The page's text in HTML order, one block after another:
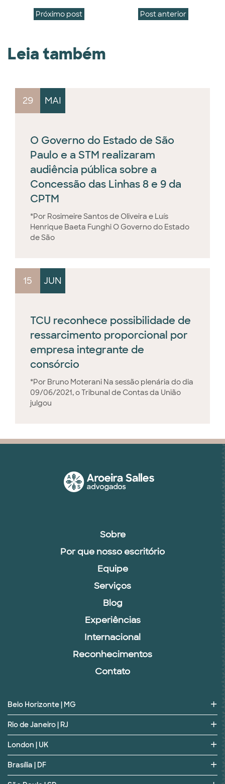
Próximo post Post anterior
Leia também
29 MAI
O Governo do Estado de São
Paulo e a STM realizaram
audiência pública sobre a
Concessão das Linhas 8 e 9 da
CPTM
*Por Rosimeire Santos de Oliveira e Luís
Henrique Baeta Funghi O Governo do Estado
de São
15 JUN
TCU reconhece possibilidade de
ressarcimento proporcional por
empresa integrante de
consórcio
*Por Bruno Moterani Na sessão plenária do dia
09/06/2021, o Tribunal de Contas da União
julgou
Sobre
Por que nosso escritório
Equipe
Serviços
Blog
Experiências
Internacional
Reconhecimentos
Contato
Belo Horizonte | MG
Rio de Janeiro | RJ
London | UK
Brasília | DF